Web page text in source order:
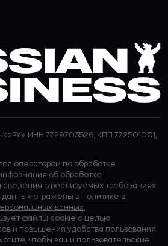
ИНН 7729703526, КПП 772501001,
оператором по обработке
об обработке
о реализуемых требованиях
данных отражены в Политике в
данных.
файлы cookie с целью
и повышения удобства пользования
чтобы ваши пользовательские